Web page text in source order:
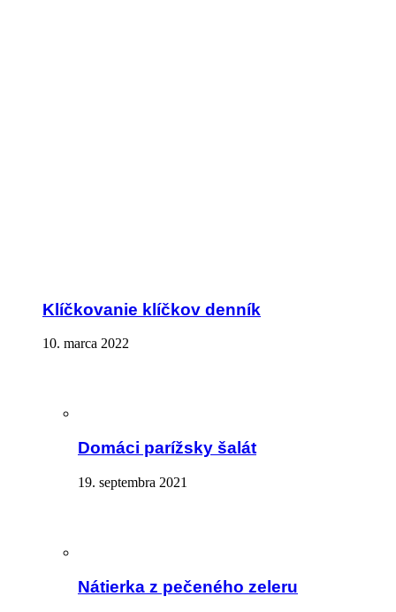
Klíčkovanie klíčkov denník
10. marca 2022
Domáci parížsky šalát
19. septembra 2021
Nátierka z pečeného zeleru